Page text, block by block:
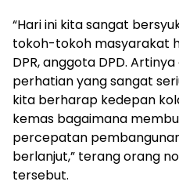
“Hari ini kita sangat
tokoh-tokoh masyarakat
DPR, anggota DPD.
perhatian yang sangat
kita berharap kedepan
kemas bagaimana
percepatan
berlanjut,” terang orang
tersebut.